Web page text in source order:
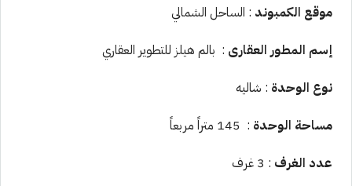
موقع الكمبوند : الساحل الشمالي
إسم المطور العقارى : بالم هيلز للتطوير العقاري
نوع الوحدة : شاليه
مساحة الوحدة : 145 متراً مربعاً
عدد الغرف : 3 غرف